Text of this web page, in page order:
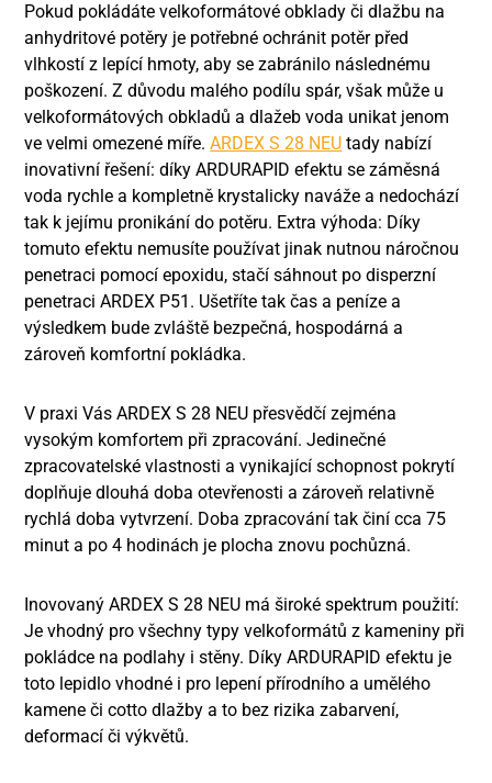
Pokud pokládáte velkoformátové obklady či dlažbu na
anhydritové potěry je potřebné ochránit potěr před
vlhkostí z lepící hmoty, aby se zabránilo následnému
poškození. Z důvodu malého podílu spár, však může u
velkoformátových obkladů a dlažeb voda unikat jenom
ve velmi omezené míře.ARDEX S 28 NEU tady nabízí
inovativní řešení: díky ARDURAPID efektu se záměsná
voda rychle a kompletně krystalicky naváže a nedochází
tak k jejímu pronikání do potěru. Extra výhoda: Díky
tomuto efektu nemusíte používat jinak nutnou náročnou
penetraci pomocí epoxidu, stačí sáhnout po disperzní
penetraci ARDEX P51. Ušetříte tak čas a peníze a
výsledkem bude zvláště bezpečná, hospodárná a
zároveň komfortní pokládka.
V praxi Vás ARDEX S 28 NEU přesvědčí zejména
vysokým komfortem při zpracování. Jedinečné
zpracovatelské vlastnosti a vynikající schopnost pokrytí
doplňuje dlouhá doba otevřenosti a zároveň relativně
rychlá doba vytvrzení. Doba zpracování tak činí cca 75
minut a po 4 hodinách je plocha znovu pochůzná.
Inovovaný ARDEX S 28 NEU má široké spektrum použití:
Je vhodný pro všechny typy velkoformátů z kameniny při
pokládce na podlahy i stěny. Díky ARDURAPID efektu je
toto lepidlo vhodné i pro lepení přírodního a umělého
kamene či cotto dlažby a to bez rizika zabarvení,
deformací či výkvětů.